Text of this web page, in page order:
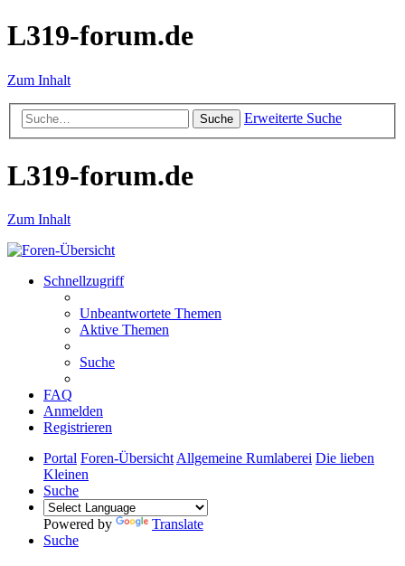
L319-forum.de
Zum Inhalt
Suche Erweiterte Suche
L319-forum.de
Zum Inhalt
Schnellzugriff
Unbeantwortete Themen
Aktive Themen
Suche
FAQ
Anmelden
Registrieren
Portal Foren-Übersicht Allgemeine Rumlaberei Die lieben
Kleinen
Suche
Powered by
Translate
Suche